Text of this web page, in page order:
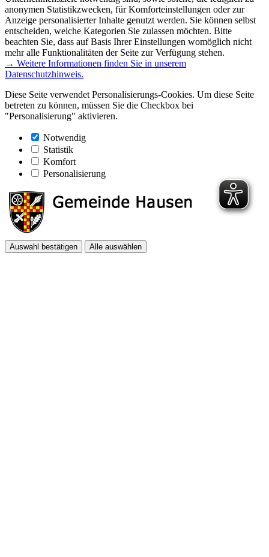
anonymen Statistikzwecken, für Komforteinstellungen oder zur
Anzeige personalisierter Inhalte genutzt werden. Sie können selbst
entscheiden, welche Kategorien Sie zulassen möchten. Bitte
beachten Sie, dass auf Basis Ihrer Einstellungen womöglich nicht
mehr alle Funktionalitäten der Seite zur Verfügung stehen.
→ Weitere Informationen finden Sie in unserem
Datenschutzhinweis.
Diese Seite verwendet Personalisierungs-Cookies. Um diese Seite
betreten zu können, müssen Sie die Checkbox bei
"Personalisierung" aktivieren.
Notwendig
Statistik
Komfort
Personalisierung
Auswahl bestätigen Alle auswählen